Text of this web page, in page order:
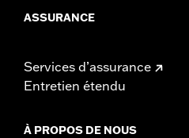
ASSURANCE
Services d’assurance
Entretien étendu
À PROPOS DE NOUS